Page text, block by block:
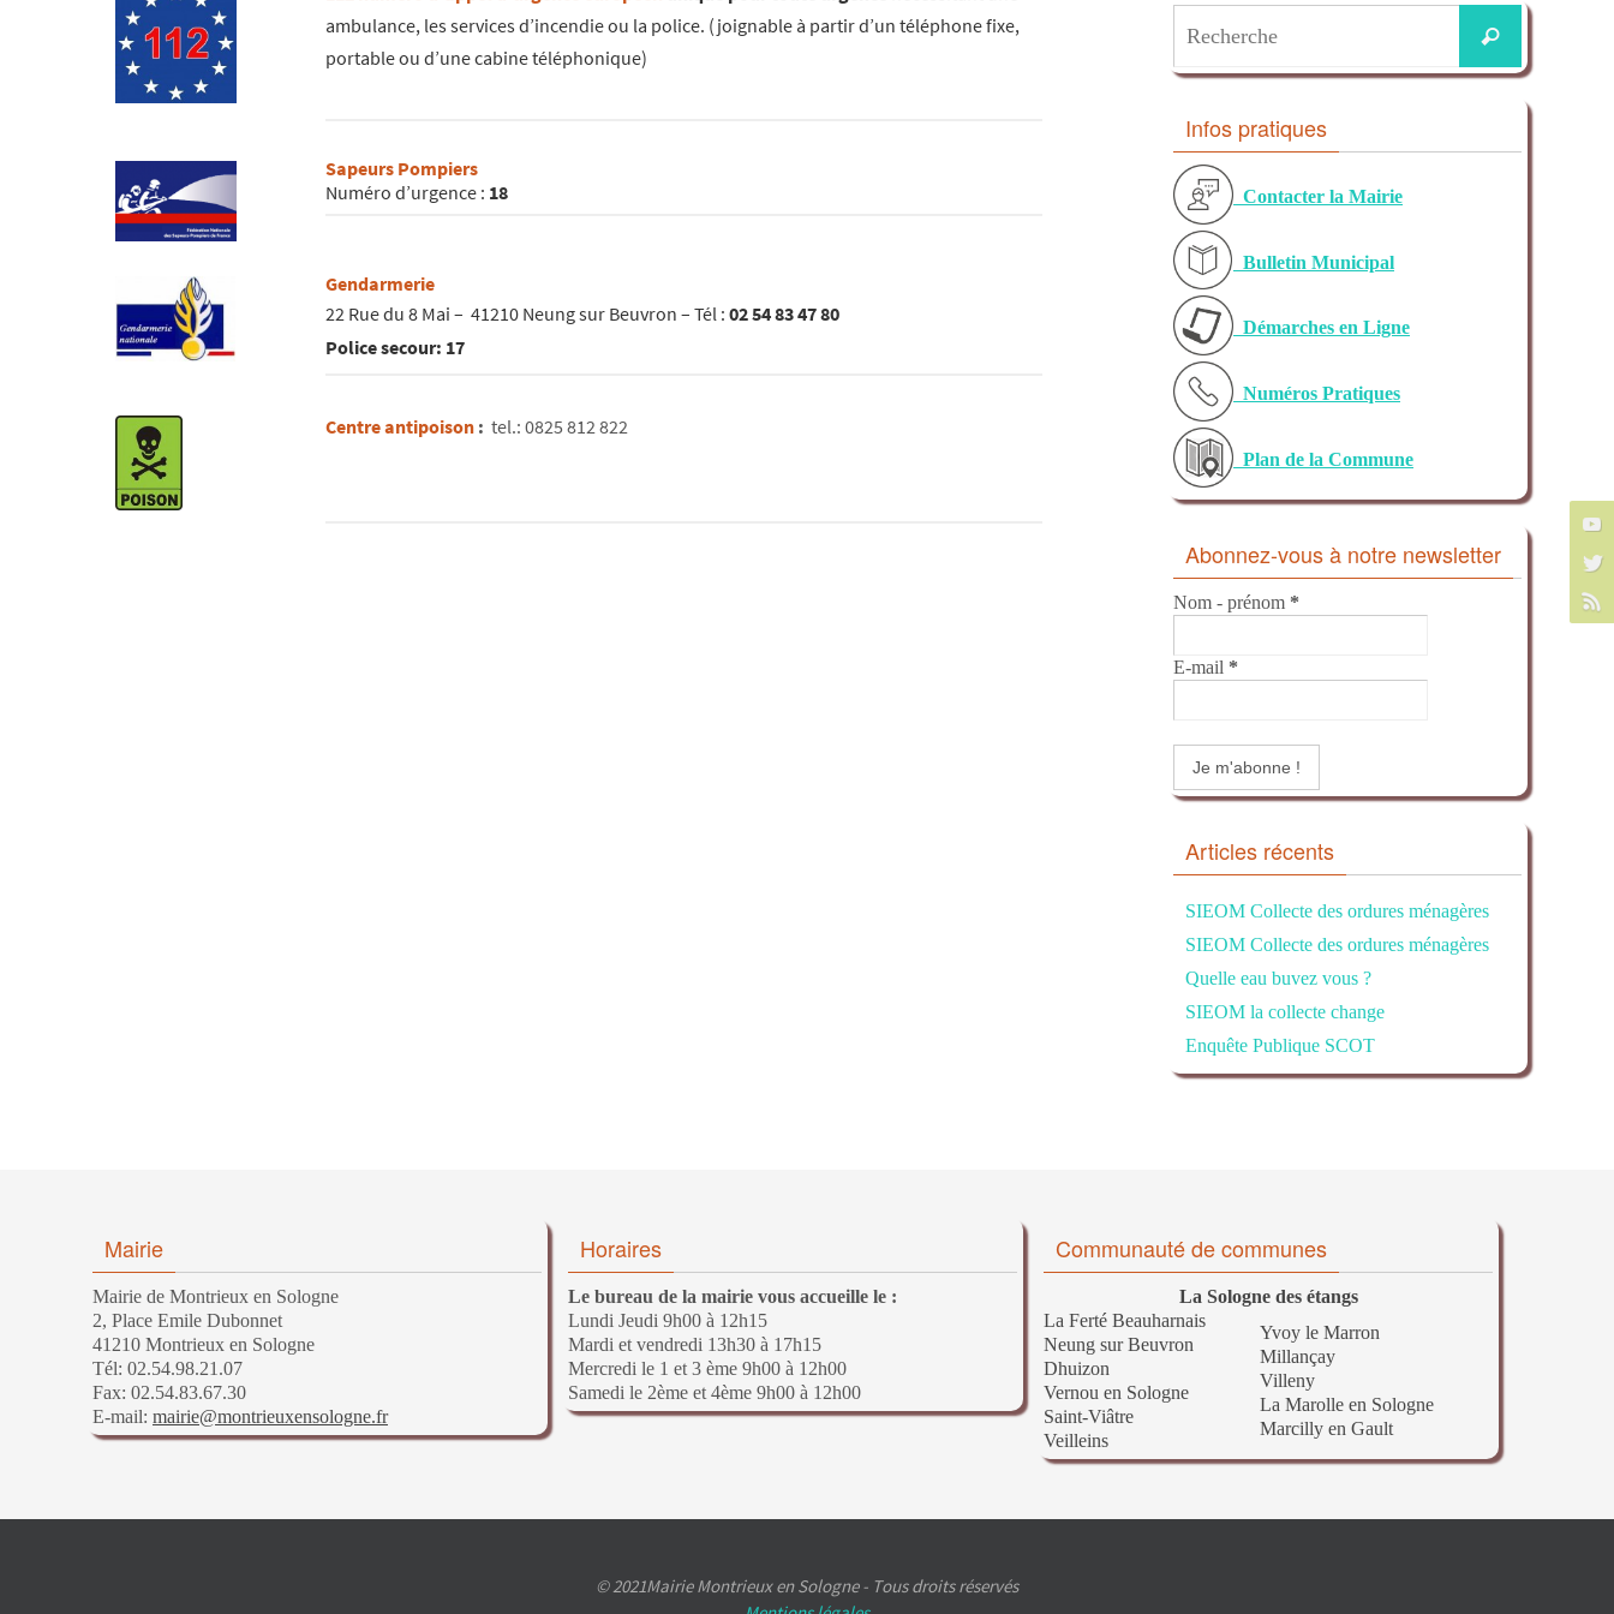
ambulance, les services d’incendie ou la police. (joignable à partir d’un téléphone fixe,
portable ou d’une cabine téléphonique)
Sapeurs Pompiers
Numéro d’urgence : 18
Gendarmerie
22 Rue du 8 Mai – 41210 Neung sur Beuvron – Tél : 02 54 83 47 80
Police secour: 17
Centre antipoison : tel.: 0825 812 822
Search
Recherche
Infos pratiques
Contacter la Mairie
Bulletin Municipal
Démarches en Ligne
Numéros Pratiques
Plan de la Commune
Abonnez-vous à notre newsletter
Nom - prénom *
E-mail *
Articles récents
SIEOM Collecte des ordures ménagères
SIEOM Collecte des ordures ménagères
Quelle eau buvez vous ?
SIEOM la collecte change
Enquête Publique SCOT
Mairie
Mairie de Montrieux en Sologne
2, Place Emile Dubonnet
41210 Montrieux en Sologne
Tél: 02.54.98.21.07
Fax: 02.54.83.67.30
E-mail: mairie@montrieuxensologne.fr
Horaires
Le bureau de la mairie vous accueille le :
Lundi Jeudi 9h00 à 12h15
Mardi et vendredi 13h30 à 17h15
Mercredi le 1 et 3 ème 9h00 à 12h00
Samedi le 2ème et 4ème 9h00 à 12h00
Communauté de communes
La Sologne des étangs
La Ferté Beauharnais
Neung sur Beuvron
Dhuizon
Vernou en Sologne
Saint-Viâtre
Veilleins
Yvoy le Marron
Millançay
Villeny
La Marolle en Sologne
Marcilly en Gault
© 2021Mairie Montrieux en Sologne - Tous droits réservés